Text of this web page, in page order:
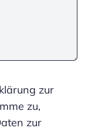
zur
zu,
zur